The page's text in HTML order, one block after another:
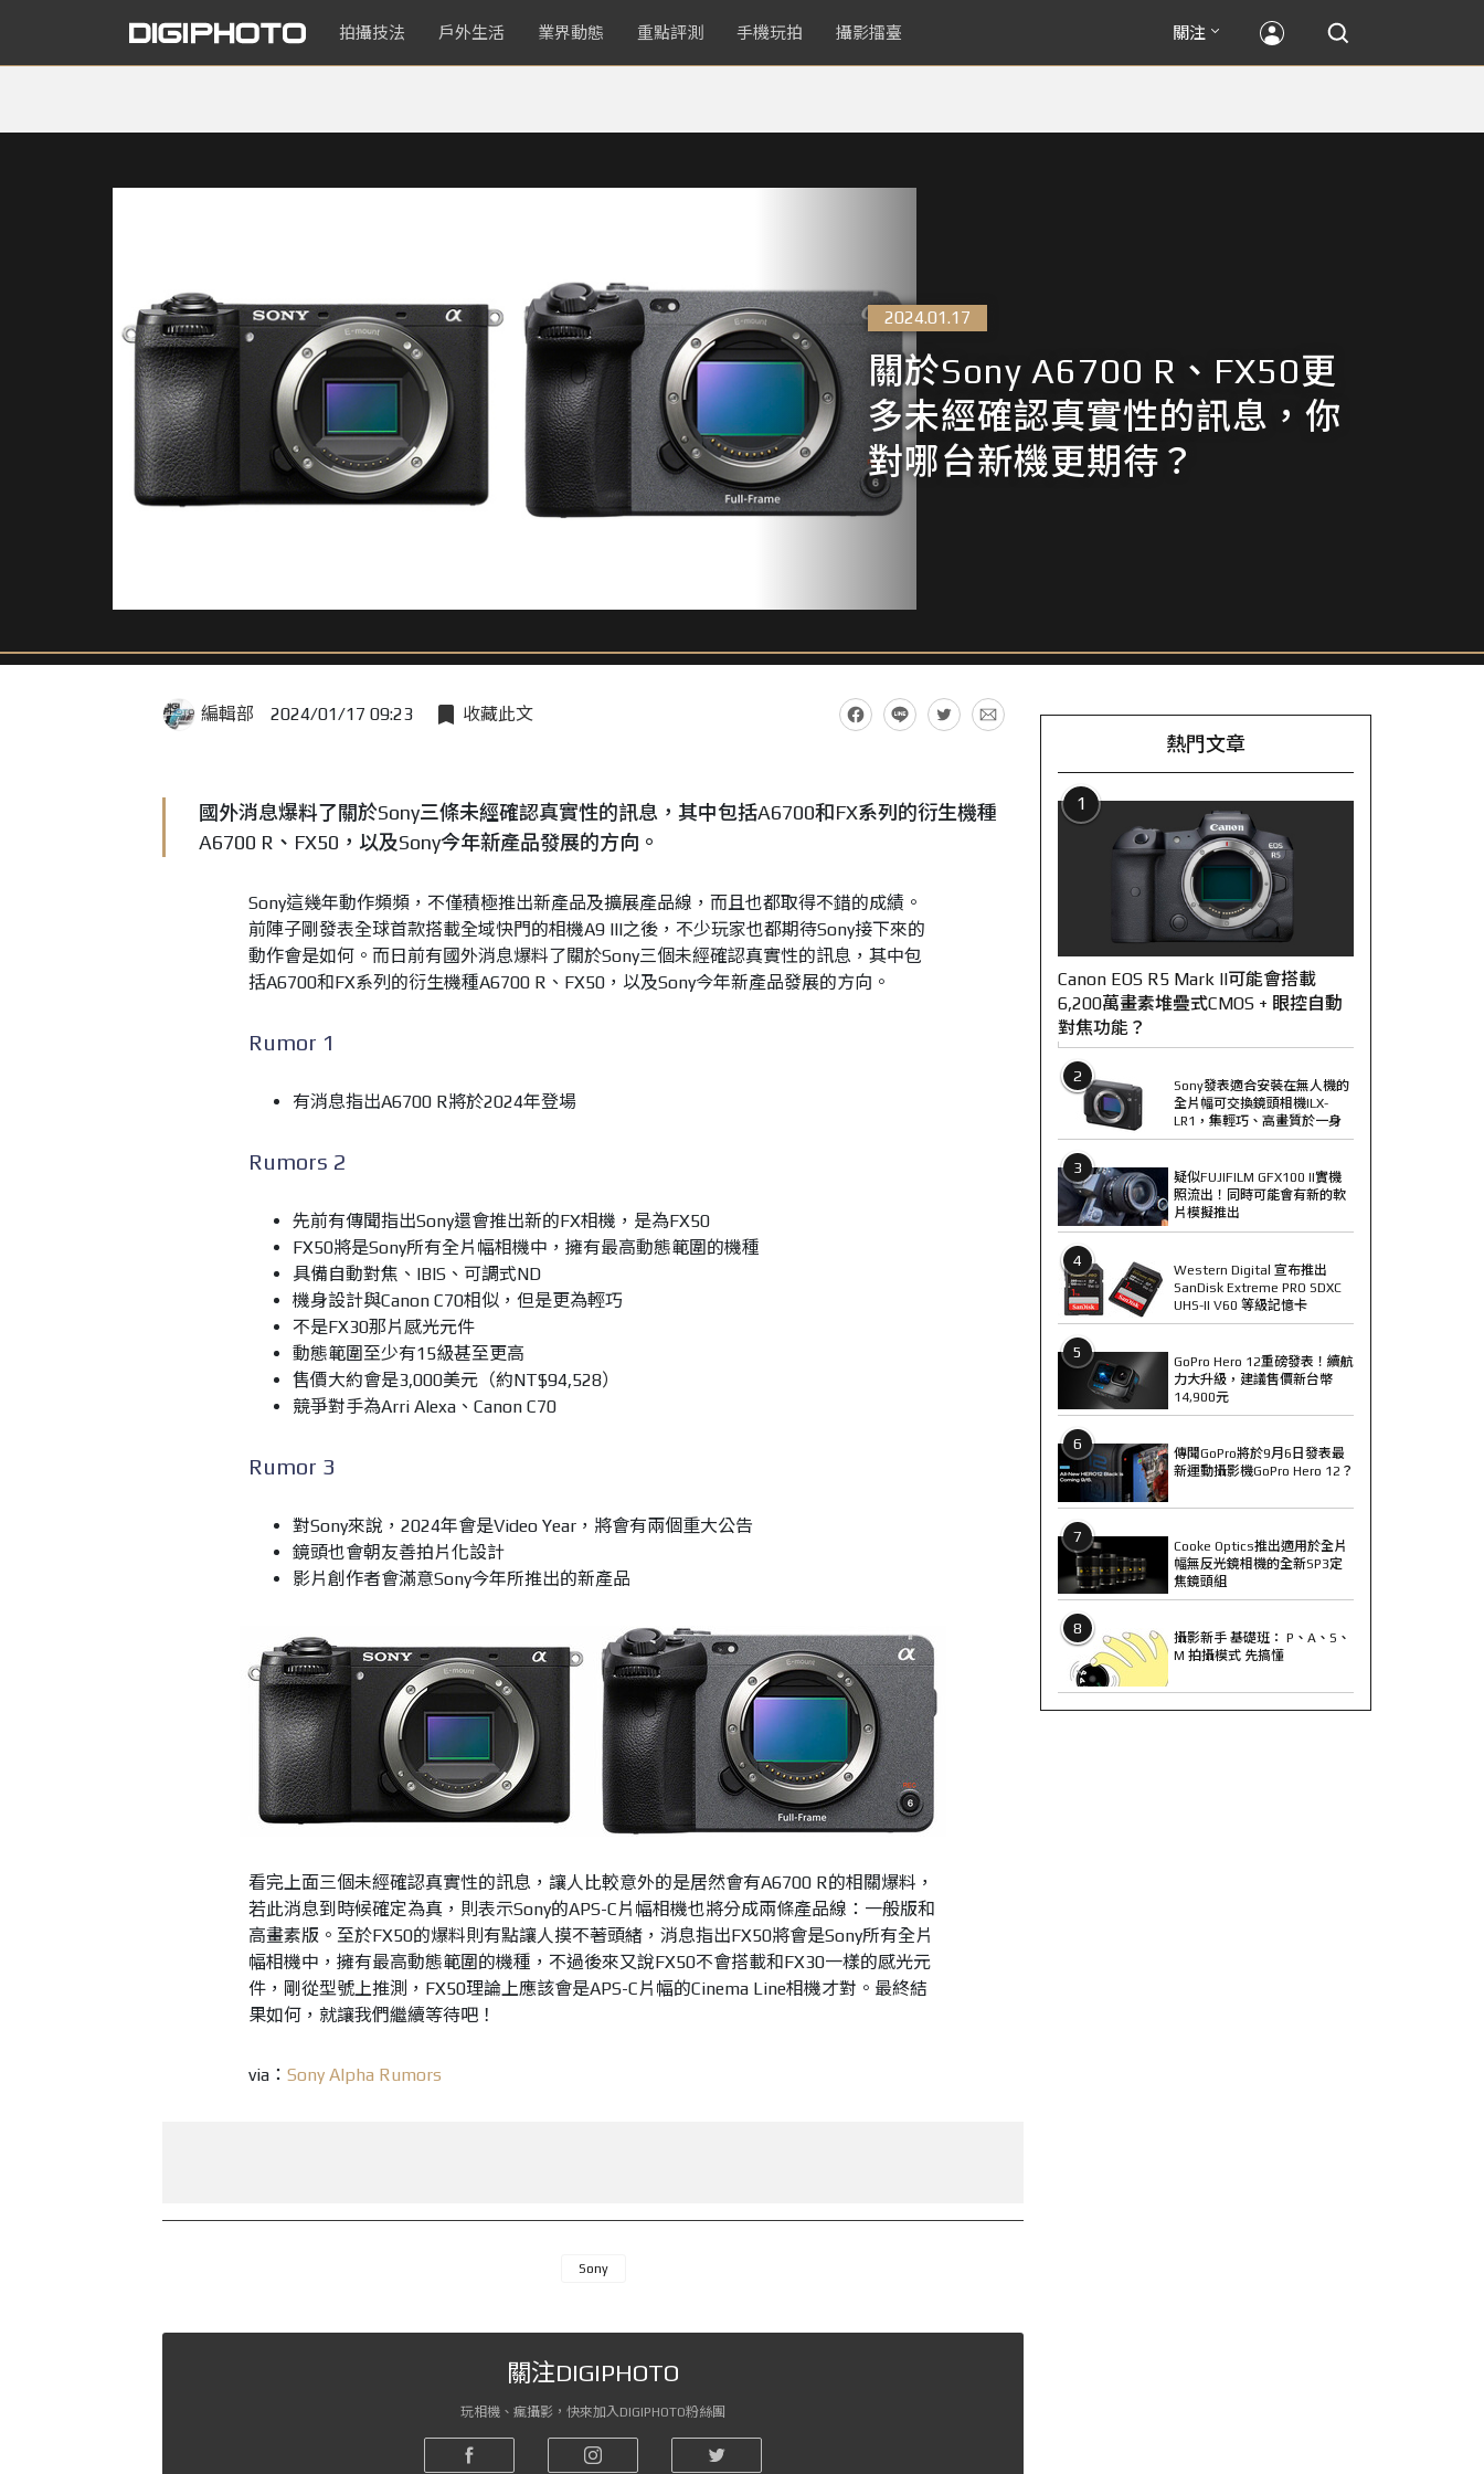
拍攝技法 戶外生活 業界動態 重點評測 手機玩拍 攝影擂臺 關注
2024.01.17
關於Sony A6700 R、FX50更
多未經確認真實性的訊息，你
對哪台新機更期待？
編輯部 2024/01/17 09:23 收藏此文
國外消息爆料了關於Sony三條未經確認真實性的訊息，其中包括A6700和FX系列的衍生機種
A6700 R、FX50，以及Sony今年新產品發展的方向。
Sony這幾年動作頻頻，不僅積極推出新產品及擴展產品線，而且也都取得不錯的成績。
前陣子剛發表全球首款搭載全域快門的相機A9 III之後，不少玩家也都期待Sony接下來的
動作會是如何。而日前有國外消息爆料了關於Sony三個未經確認真實性的訊息，其中包
括A6700和FX系列的衍生機種A6700 R、FX50，以及Sony今年新產品發展的方向。
Rumor 1
有消息指出A6700 R將於2024年登場
Rumors 2
先前有傳聞指出Sony還會推出新的FX相機，是為FX50
FX50將是Sony所有全片幅相機中，擁有最高動態範圍的機種
具備自動對焦、IBIS、可調式ND
機身設計與Canon C70相似，但是更為輕巧
不是FX30那片感光元件
動態範圍至少有15級甚至更高
售價大約會是3,000美元（約NT$94,528）
競爭對手為Arri Alexa、Canon C70
Rumor 3
對Sony來說，2024年會是Video Year，將會有兩個重大公告
鏡頭也會朝友善拍片化設計
影片創作者會滿意Sony今年所推出的新產品
看完上面三個未經確認真實性的訊息，讓人比較意外的是居然會有A6700 R的相關爆料，
若此消息到時候確定為真，則表示Sony的APS-C片幅相機也將分成兩條產品線：一般版和
高畫素版。至於FX50的爆料則有點讓人摸不著頭緒，消息指出FX50將會是Sony所有全片
幅相機中，擁有最高動態範圍的機種，不過後來又說FX50不會搭載和FX30一樣的感光元
件，剛從型號上推測，FX50理論上應該會是APS-C片幅的Cinema Line相機才對。最終結
果如何，就讓我們繼續等待吧！
via： Sony Alpha Rumors
Sony
關注DIGIPHOTO
玩相機、瘋攝影，快來加入DIGIPHOTO粉絲團
熱門文章
1
Canon EOS R5 Mark II可能會搭載
6,200萬畫素堆疊式CMOS + 眼控自動
對焦功能？
2
Sony發表適合安裝在無人機的
全片幅可交換鏡頭相機ILX-
LR1，集輕巧、高畫質於一身
3
疑似FUJIFILM GFX100 II實機
照流出！同時可能會有新的軟
片模擬推出
4
Western Digital 宣布推出
SanDisk Extreme PRO SDXC
UHS-II V60 等級記憶卡
5
GoPro Hero 12重磅發表！續航
力大升級，建議售價新台幣
14,900元
6
傳聞GoPro將於9月6日發表最
新運動攝影機GoPro Hero 12？
7
Cooke Optics推出適用於全片
幅無反光鏡相機的全新SP3定
焦鏡頭組
8
攝影新手 基礎班： P、A、S、
M 拍攝模式 先搞懂